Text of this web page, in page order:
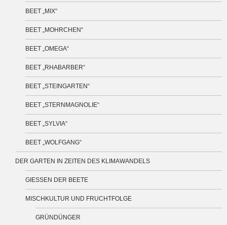
BEET „MIX“
BEET „MOHRCHEN“
BEET „OMEGA“
BEET „RHABARBER“
BEET „STEINGARTEN“
BEET „STERNMAGNOLIE“
BEET „SYLVIA“
BEET „WOLFGANG“
DER GARTEN IN ZEITEN DES KLIMAWANDELS
GIESSEN DER BEETE
MISCHKULTUR UND FRUCHTFOLGE
GRÜNDÜNGER